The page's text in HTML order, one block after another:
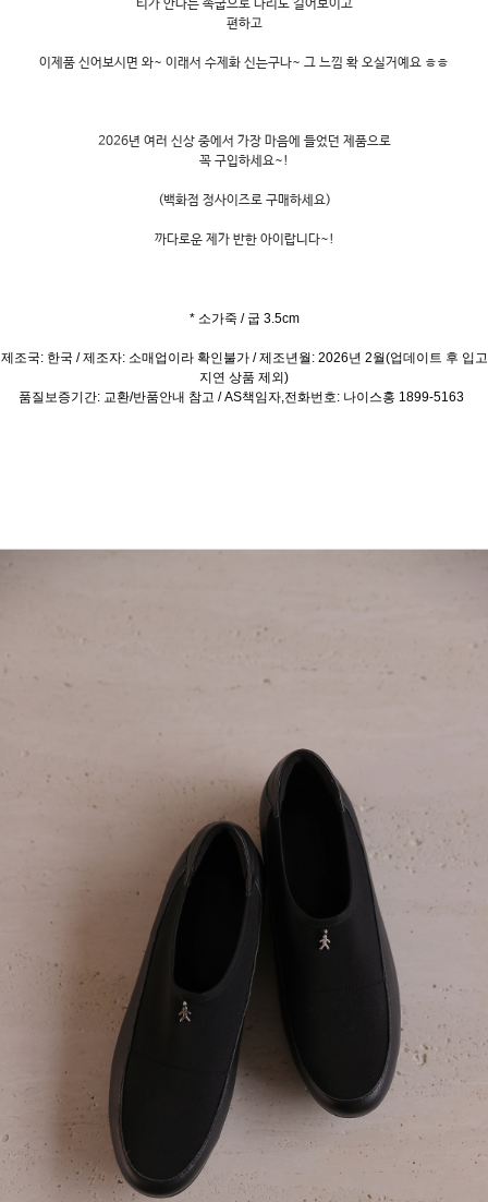
티가 안나는 속굽으로 다리도 길어보이고
편하고
이제품 신어보시면 와~ 이래서 수제화 신는구나~ 그 느낌 확 오실거예요 ㅎㅎ
2026년 여러 신상 중에서 가장 마음에 들었던 제품으로
꼭 구입하세요~!
(백화점 정사이즈로 구매하세요)
까다로운 제가 반한 아이랍니다~!
* 소가죽 / 굽 3.5cm
제조국: 한국 / 제조자: 소매업이라 확인불가 / 제조년월: 2026년 2월(업데이트 후 입고
지연 상품 제외)
품질보증기간: 교환/반품안내 참고 / AS책임자,전화번호: 나이스홍 1899-5163